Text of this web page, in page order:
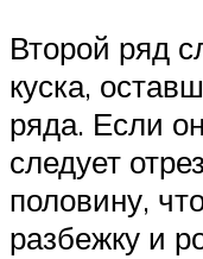
Второй ряд
куска,
ряда. Если
следует
половину,
разбежку и